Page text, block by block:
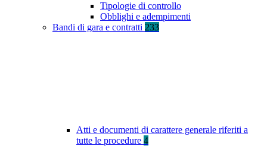
Tipologie di controllo
Obblighi e adempimenti
Bandi di gara e contratti 233
Atti e documenti di carattere generale riferiti a
tutte le procedure 4